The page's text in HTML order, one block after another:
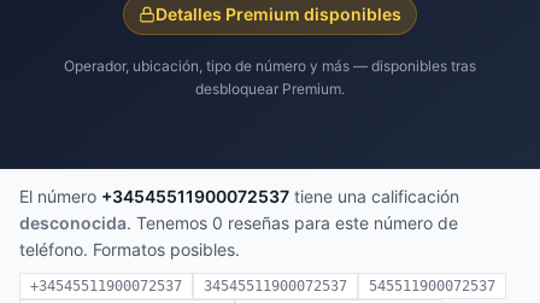
Detalles Premium disponibles
Operador, ubicación, tipo de número y más — disponibles tras
desbloquear Premium.
El número +34545511900072537 tiene una calificación
desconocida. Tenemos 0 reseñas para este número de
teléfono. Formatos posibles.
+34545511900072537 34545511900072537
545511900072537